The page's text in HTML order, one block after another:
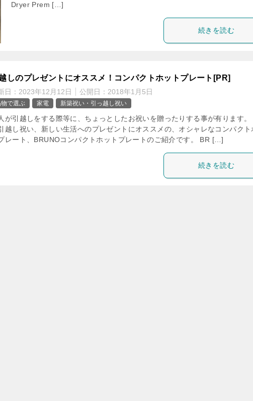
Dryer Prem […]
続きを読む
しのプレゼントにオススメ！コンパクトホットプレート[PR]
日： 2023年12月12日 公開日： 2018年1月5日
で選ぶ 家電 新築祝い・引っ越し祝い
が引越しをする際等に、ちょっとしたお祝いを贈ったりする事が有ります。
越し祝い、新しい生活へのプレゼントにオススメの、オシャレなコンパクト
レート、BRUNOコンパクトホットプレートのご紹介です。 BR […]
続きを読む